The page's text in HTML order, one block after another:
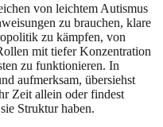
von leichtem Autismus
zu brauchen, klare
zu kämpfen, von
mit tiefer Konzentration
zu funktionieren. In
aufmerksam, übersiehst
Zeit allein oder findest
Struktur haben.